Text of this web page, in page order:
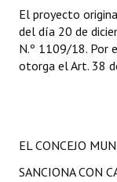
El proyecto
del día 20 de
N.º 1109/18. Por
otorga el Art. 38
EL CONCEJO
SANCIONA CON